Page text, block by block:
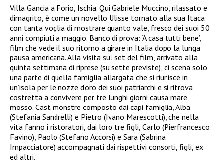
Villa Gancia a Forio, Ischia. Qui Gabriele Muccino, rilassato e
dimagrito, è come un novello Ulisse tornato alla sua Itaca
con tanta voglia di mostrare quanto vale, fresco dei suoi 50
anni compiuti a maggio. Banco di prova: ‘A casa tutti bene’,
film che vede il suo ritorno a girare in Italia dopo la lunga
pausa americana. Alla visita sul set del film, arrivato alla
quinta settimana di riprese (su sette previste), di scena solo
una parte di quella famiglia allargata che si riunisce in
un’isola per le nozze d’oro dei suoi patriarchi e si ritrova
costretta a convivere per tre lunghi giorni causa mare
mosso. Cast monstre composto dai capi famiglia, Alba
(Stefania Sandrelli) e Pietro (Ivano Marescotti), che nella
vita fanno i ristoratori, dai loro tre figli, Carlo (Pierfrancesco
Favino), Paolo (Stefano Accorsi) e Sara (Sabrina
Impacciatore) accompagnati dai rispettivi consorti, figli, ex
ed altri.